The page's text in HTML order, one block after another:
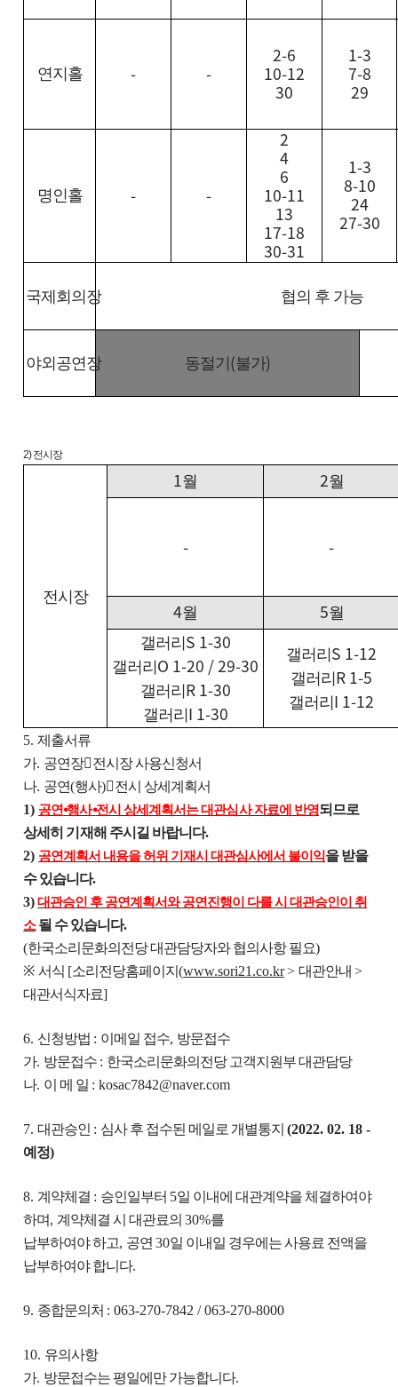
연지홀 - -
2-6
10-12
30
1-3
7-8
29
명인홀 - -
2
4
6
10-11
13
17-18
30-31
1-3
8-10
24
27-30
국제회의장 협의 후 가능
야외공연장 동절기 (불가)
2) 전시장
전시장
1월 2월
- -
4월 5월
갤러리 S 1-30
갤러리 O 1-20 / 29-30
갤러리 R 1-30
갤러리 I 1-30
갤러리 S 1-12
갤러리 R 1-5
갤러리 I 1-12
5.제출서류
가. 공연장전시장 사용신청서
나. 공연(행사)전시 상세계획서
1) 공연⦁행사⦁전시 상세계획서는 대관심사 자료에 반영되므로
상세히 기재해 주시길 바랍니다.
2) 공연계획서 내용을 허위 기재시 대관심사에서 불이익을 받을
수 있습니다.
3) 대관승인 후 공연계획서와 공연진행이 다를 시 대관승인이 취
소 될 수 있습니다.
(한국소리문화의전당 대관담당자와 협의사항 필요)
※서식 [소리전당홈페이지(www.sori21.co.kr>대관안내>
대관서식자료]
6. 신청방법 : 이메일 접수, 방문접수
가. 방문접수 : 한국소리문화의전당 고객지원부 대관담당
나. 이 메 일 : kosac7842@naver.com
7.대관승인 : 심사 후 접수된 메일로 개별통지(2022. 02. 18 -
예정)
8. 계약체결 : 승인일부터 5일 이내에 대관계약을 체결하여야
하며, 계약체결 시 대관료의30%를
납부하여야 하고, 공연30일 이내일 경우에는 사용료 전액을
납부하여야 합니다.
9. 종합문의처 : 063-270-7842 / 063-270-8000
10. 유의사항
가. 방문접수는 평일에만 가능합니다.